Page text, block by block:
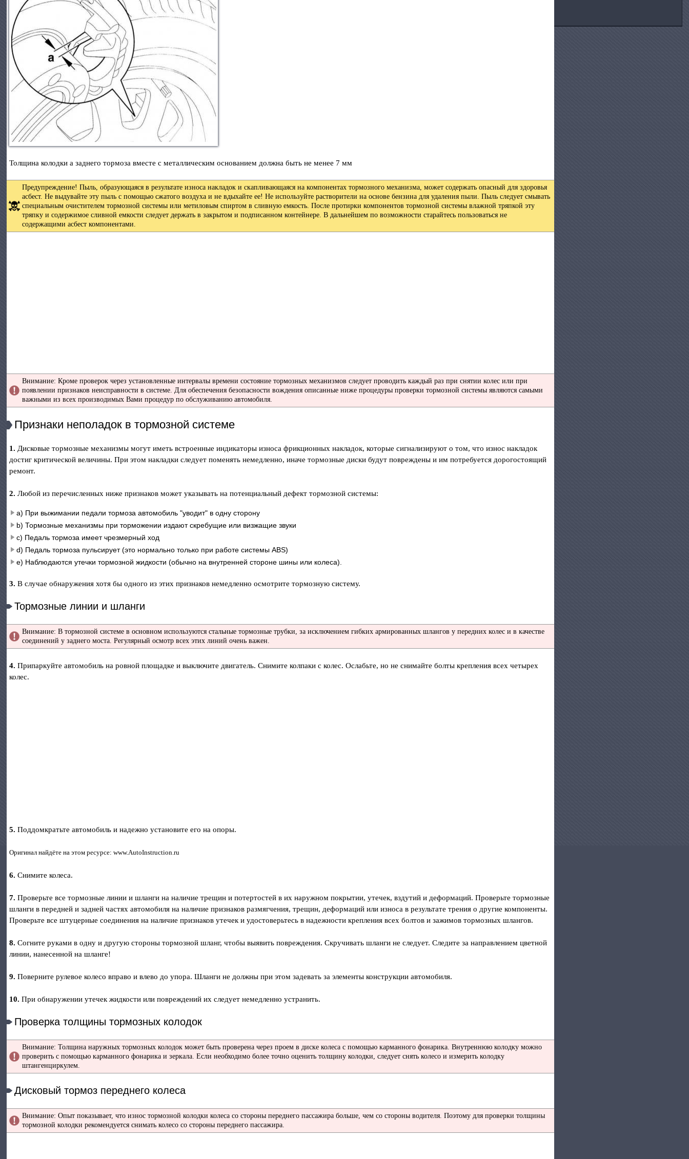
Толщина колодки а заднего тормоза вместе с металлическим основанием должна быть не менее 7 мм
Предупреждение! Пыль, образующаяся в результате износа накладок и скапливающаяся на компонентах тормозного механизма, может содержать опасный для здоровья
асбест. Не выдувайте эту пыль с помощью сжатого воздуха и не вдыхайте ее! Не используйте растворители на основе бензина для удаления пыли. Пыль следует смывать
специальным очистителем тормозной системы или метиловым спиртом в сливную емкость. После протирки компонентов тормозной системы влажной тряпкой эту
тряпку и содержимое сливной емкости следует держать в закрытом и подписанном контейнере. В дальнейшем по возможности старайтесь пользоваться не
содержащими асбест компонентами.
Внимание: Кроме проверок через установленные интервалы времени состояние тормозных механизмов следует проводить каждый раз при снятии колес или при
появлении признаков неисправности в системе. Для обеспечения безопасности вождения описанные ниже процедуры проверки тормозной системы являются самыми
важными из всех производимых Вами процедур по обслуживанию автомобиля.
Признаки неполадок в тормозной системе
1. Дисковые тормозные механизмы могут иметь встроенные индикаторы износа фрикционных накладок, которые сигнализируют о том, что износ накладок
достиг критической величины. При этом накладки следует поменять немедленно, иначе тормозные диски будут повреждены и им потребуется дорогостоящий
ремонт.
2. Любой из перечисленных ниже признаков может указывать на потенциальный дефект тормозной системы:
a) При выжимании педали тормоза автомобиль "уводит" в одну сторону
b) Тормозные механизмы при торможении издают скребущие или визжащие звуки
c) Педаль тормоза имеет чрезмерный ход
d) Педаль тормоза пульсирует (это нормально только при работе системы ABS)
e) Наблюдаются утечки тормозной жидкости (обычно на внутренней стороне шины или колеса).
3. В случае обнаружения хотя бы одного из этих признаков немедленно осмотрите тормозную систему.
Тормозные линии и шланги
Внимание: В тормозной системе в основном используются стальные тормозные трубки, за исключением гибких армированных шлангов у передних колес и в качестве
соединений у заднего моста. Регулярный осмотр всех этих линий очень важен.
4. Припаркуйте автомобиль на ровной площадке и выключите двигатель. Снимите колпаки с колес. Ослабьте, но не снимайте болты крепления всех четырех
колес.
5. Поддомкратьте автомобиль и надежно установите его на опоры.
Оригинал найдёте на этом ресурсе: www.AutoInstruction.ru
6. Снимите колеса.
7. Проверьте все тормозные линии и шланги на наличие трещин и потертостей в их наружном покрытии, утечек, вздутий и деформаций. Проверьте тормозные
шланги в передней и задней частях автомобиля на наличие признаков размягчения, трещин, деформаций или износа в результате трения о другие компоненты.
Проверьте все штуцерные соединения на наличие признаков утечек и удостоверьтесь в надежности крепления всех болтов и зажимов тормозных шлангов.
8. Согните руками в одну и другую стороны тормозной шланг, чтобы выявить повреждения. Скручивать шланги не следует. Следите за направлением цветной
линии, нанесенной на шланге!
9. Поверните рулевое колесо вправо и влево до упора. Шланги не должны при этом задевать за элементы конструкции автомобиля.
10. При обнаружении утечек жидкости или повреждений их следует немедленно устранить.
Проверка толщины тормозных колодок
Внимание: Толщина наружных тормозных колодок может быть проверена через проем в диске колеса с помощью карманного фонарика. Внутреннюю колодку можно
проверить с помощью карманного фонарика и зеркала. Если необходимо более точно оценить толщину колодки, следует снять колесо и измерить колодку
штангенциркулем.
Дисковый тормоз переднего колеса
Внимание: Опыт показывает, что износ тормозной колодки колеса со стороны переднего пассажира больше, чем со стороны водителя. Поэтому для проверки толщины
тормозной колодки рекомендуется снимать колесо со стороны переднего пассажира.